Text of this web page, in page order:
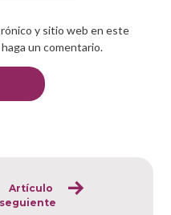
y sitio web en este
un comentario.
Artículo
seguiente